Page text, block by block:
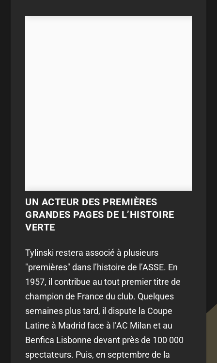
UN ACTEUR DES PREMIÈRES
GRANDES PAGES DE L’HISTOIRE
VERTE
Tylinski restera associé à plusieurs
"premières" dans l’histoire de l’ASSE. En
1957, il contribue au tout premier titre de
champion de France du club. Quelques
semaines plus tard, il dispute la Coupe
Latine à Madrid face à l’AC Milan et au
Benfica Lisbonne devant près de 100 000
spectateurs. Puis, en septembre de la